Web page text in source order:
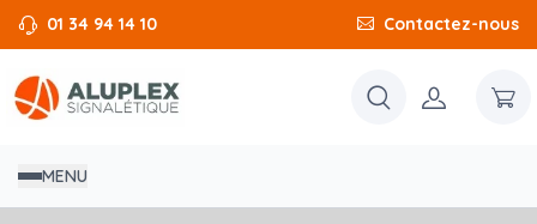
01 34 94 14 10 Contactez-nous
MENU